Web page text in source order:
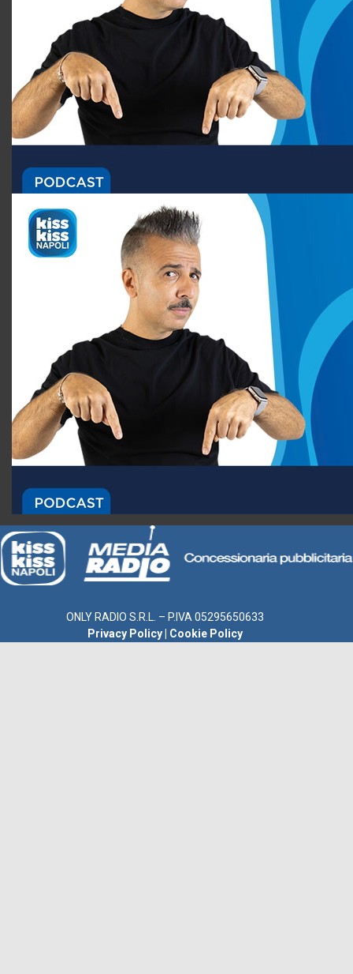
ONLY RADIO S.R.L. – P.IVA 05295650633
Privacy Policy
Cookie Policy